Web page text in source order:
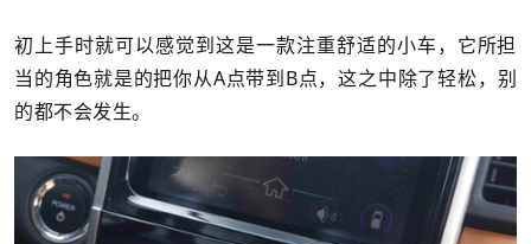
初上手时就可以感觉到这是一款注重舒适的小车，它所担
当的角色就是的把你从A点带到B点，这之中除了轻松，别
的都不会发生。